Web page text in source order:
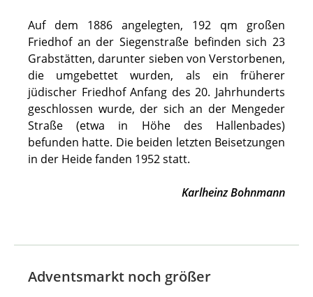
Auf dem 1886 angelegten, 192 qm großen
Friedhof an der Siegenstraße befinden sich 23
Grabstätten, darunter sieben von Verstorbenen,
die umgebettet wurden, als ein früherer
jüdischer Friedhof Anfang des 20. Jahrhunderts
geschlossen wurde, der sich an der Mengeder
Straße (etwa in Höhe des Hallenbades)
befunden hatte. Die beiden letzten Beisetzungen
in der Heide fanden 1952 statt.
Karlheinz Bohnmann
Adventsmarkt noch größer